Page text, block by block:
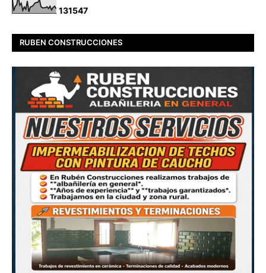
131547
RUBEN CONSTRUCCIONES